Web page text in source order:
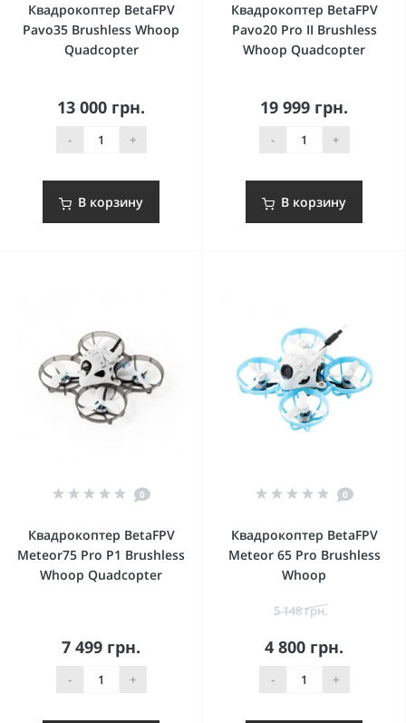
Квадрокоптер BetaFPV
Pavo35 Brushless Whoop
Quadcopter
13 000 грн.
- +
В корзину
Квадрокоптер BetaFPV
Pavo20 Pro II Brushless
Whoop Quadcopter
19 999 грн.
- +
В корзину
0
Квадрокоптер BetaFPV
Meteor75 Pro P1 Brushless
Whoop Quadcopter
7 499 грн.
- +
0
Квадрокоптер BetaFPV
Meteor 65 Pro Brushless
Whoop
5 148 грн.
4 800 грн.
- +